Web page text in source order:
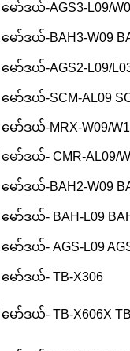
မော်ဒယ်-AGS3-L09/
မော်ဒယ်-BAH3-W09
မော်ဒယ်-AGS2-L09/
မော်ဒယ်-SCM-AL09
မော်ဒယ်-MRX-W09/
မော်ဒယ်- CMR-AL09/
မော်ဒယ်-BAH2-W09
မော်ဒယ်- BAH-L09
မော်ဒယ်- AGS-L09
မော်ဒယ်- TB-X306
မော်ဒယ်- TB-X606X